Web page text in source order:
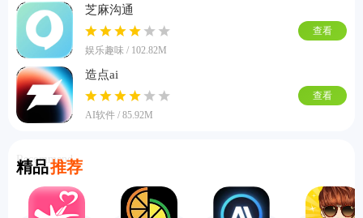
芝麻沟通
娱乐趣味 / 102.82M
查看
造点ai
AI软件 / 85.92M
查看
精品推荐
Recommend